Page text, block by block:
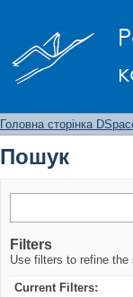
Головна сторінка
Пошук
Filters
Use filters to refine the
Current Filters: